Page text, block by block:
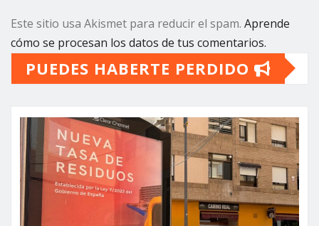
Este sitio usa Akismet para reducir el spam. Aprende
cómo se procesan los datos de tus comentarios.
PUEDES HABERTE PERDIDO